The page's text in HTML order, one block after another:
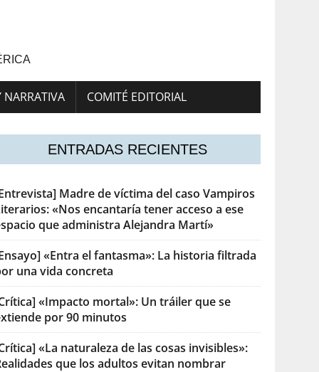
NARRATIVA COMITÉ EDITORIAL
ENTRADAS RECIENTES
Madre de víctima del caso Vampiros
«Nos encantaría tener acceso a ese
que administra Alejandra Martí»
«Entra el fantasma»: La historia filtrada
una vida concreta
«Impacto mortal»: Un tráiler que se
por 90 minutos
«La naturaleza de las cosas invisibles»:
que los adultos evitan nombrar